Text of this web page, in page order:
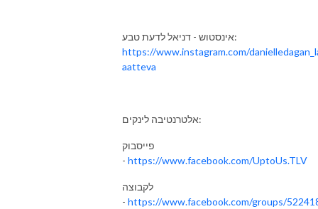
בואו לקבוצה - הכל על קיימות אורבנית -
אלטרנטיבה - הפודקאסט של Up to Us - כאן - https://linktr.ee/Uptous.tlv
אינסטוש - דניאל לדעת טבע:
https://www.instagram.com/
aatteva
אלטרנטיבה לינקים:
פייסבוק
- https://www.facebook.com/UptoUs.TLV
לקבוצה
- https://www.facebook.com/groups/